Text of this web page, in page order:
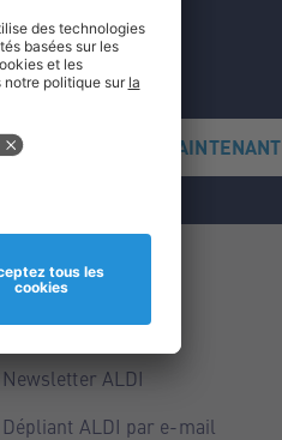
S'INSCRIRE MAINTENANT
Service
Points ALDI
Newsletter ALDI
Dépliant ALDI par e-mail